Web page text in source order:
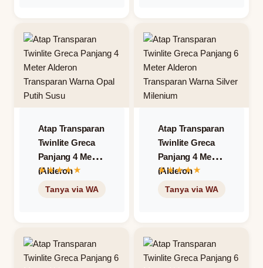
Atap Transparan
Twinlite Greca
Panjang 4 Meter
(Alderon
Transparan) –
Atap Transparan
Twinlite Greca
Panjang 4 Meter
(Alderon
Transparan) –